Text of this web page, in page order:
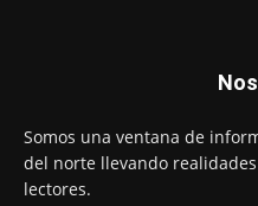
Somos una ventana de
del norte llevando
lectores.